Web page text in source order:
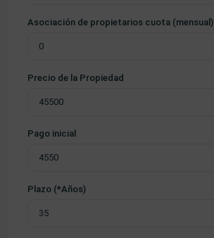
Asociación de propietarios cuota (mensual)
Precio de la Propiedad
Pago inicial
Plazo (*Años)